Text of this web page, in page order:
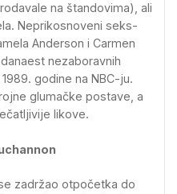
na štandovima), ali
Neprikosnoveni seks-
Anderson i Carmen
nezaboravnih
godine na NBC-ju.
glumačke postave, a
likove.
zadržao otpočetka do